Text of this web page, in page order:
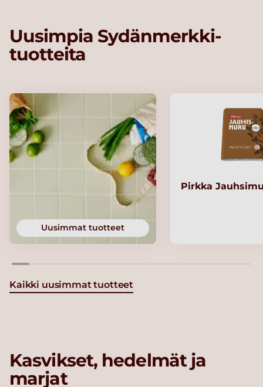
Uusimpia Sydänmerkki-
tuotteita
Uusimmat tuotteet
Pirkka
Kaikki uusimmat tuotteet
Kasvikset, hedelmät ja
marjat